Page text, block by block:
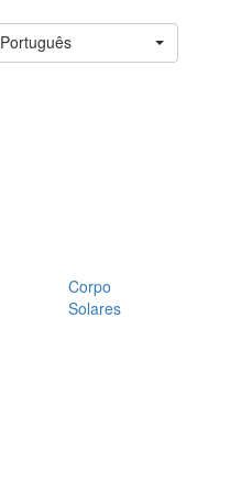
Português
Corpo
Solares